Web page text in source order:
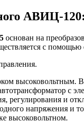
АВИЦ-120:
основан на
с
с
регулирования и
напряжения и
высоковольтном.